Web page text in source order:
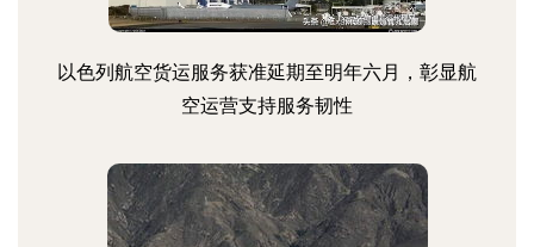
以色列航空货运服务获准延期至明年六月，彰显航
空运营支持服务韧性